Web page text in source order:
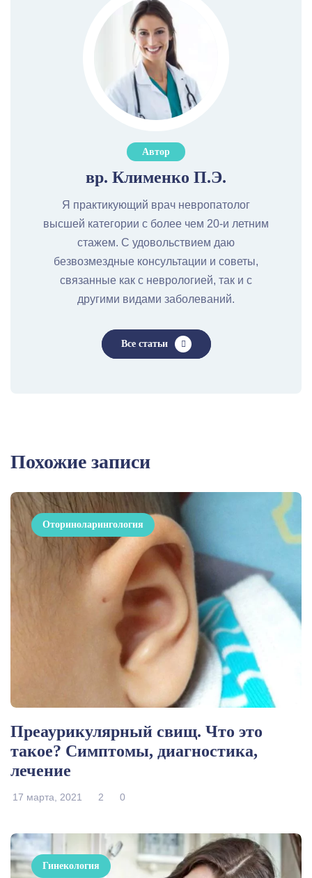
Автор
вр. Клименко П.Э.
Я практикующий врач невропатолог
высшей категории с более чем 20-и летним
стажем. С удовольствием даю
безвозмездные консультации и советы,
связанные как с неврологией, так и с
другими видами заболеваний.
Все статьи
Похожие записи
Оториноларингология
Преаурикулярный свищ. Что это
такое? Симптомы, диагностика,
лечение
17 марта, 2021 2 0
Гинекология